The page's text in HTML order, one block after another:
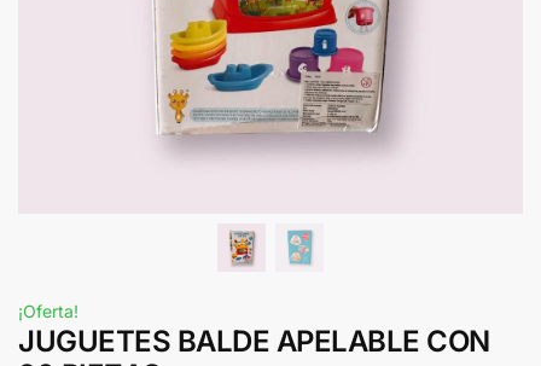
¡Oferta!
JUGUETES BALDE APELABLE CON